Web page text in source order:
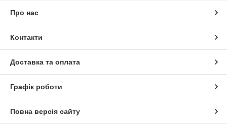
Про нас
Контакти
Доставка та оплата
Графік роботи
Повна версія сайту